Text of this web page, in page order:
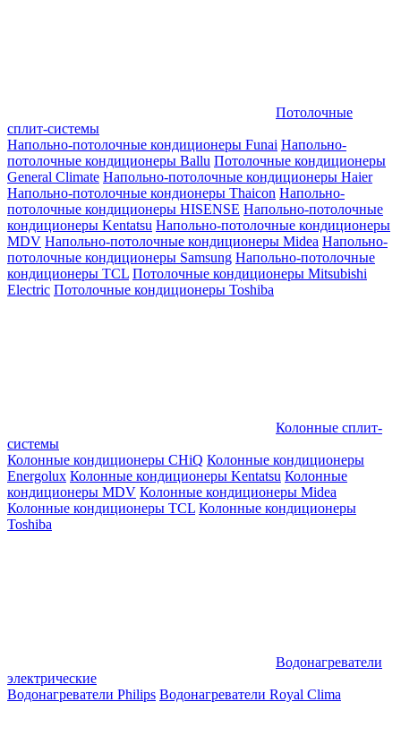
Потолочные
сплит-системы
Напольно-потолочные кондиционеры Funai Напольно-
потолочные кондиционеры Ballu Потолочные кондиционеры
General Climate Напольно-потолочные кондиционеры Haier
Напольно-потолочные кондионеры Thaicon Напольно-
потолочные кондиционеры HISENSE Напольно-потолочные
кондиционеры Kentatsu Напольно-потолочные кондиционеры
MDV Напольно-потолочные кондиционеры Midea Напольно-
потолочные кондиционеры Samsung Напольно-потолочные
кондиционеры TCL Потолочные кондиционеры Mitsubishi
Electric Потолочные кондиционеры Toshiba
Колонные сплит-
системы
Колонные кондиционеры CHiQ Колонные кондиционеры
Energolux Колонные кондиционеры Kentatsu Колонные
кондиционеры MDV Колонные кондиционеры Midea
Колонные кондиционеры TCL Колонные кондиционеры
Toshiba
Водонагреватели
электрические
Водонагреватели Philips Водонагреватели Royal Clima